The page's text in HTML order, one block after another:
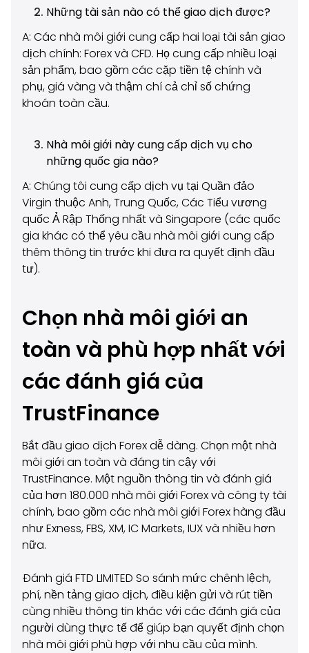
Những tài sản nào có thể giao dịch được?
A: Các nhà môi giới cung cấp hai loại tài sản giao
dịch chính: Forex và CFD. Họ cung cấp nhiều loại
sản phẩm, bao gồm các cặp tiền tệ chính và
phụ, giá vàng và thậm chí cả chỉ số chứng
khoán toàn cầu.
Nhà môi giới này cung cấp dịch vụ cho
những quốc gia nào?
A: Chúng tôi cung cấp dịch vụ tại Quần đảo
Virgin thuộc Anh, Trung Quốc, Các Tiểu vương
quốc Ả Rập Thống nhất và Singapore (các quốc
gia khác có thể yêu cầu nhà môi giới cung cấp
thêm thông tin trước khi đưa ra quyết định đầu
tư).
Chọn nhà môi giới an
toàn và phù hợp nhất với
các đánh giá của
TrustFinance
Bắt đầu giao dịch Forex dễ dàng. Chọn một nhà
môi giới an toàn và đáng tin cậy với
TrustFinance. Một nguồn thông tin và đánh giá
của hơn 180.000 nhà môi giới Forex và công ty tài
chính, bao gồm các nhà môi giới Forex hàng đầu
như Exness, FBS, XM, IC Markets, IUX và nhiều hơn
nữa.
Đánh giá FTD LIMITED So sánh mức chênh lệch,
phí, nền tảng giao dịch, điều kiện gửi và rút tiền
cùng nhiều thông tin khác với các đánh giá của
người dùng thực tế để giúp bạn quyết định chọn
nhà môi giới phù hợp với nhu cầu của mình.